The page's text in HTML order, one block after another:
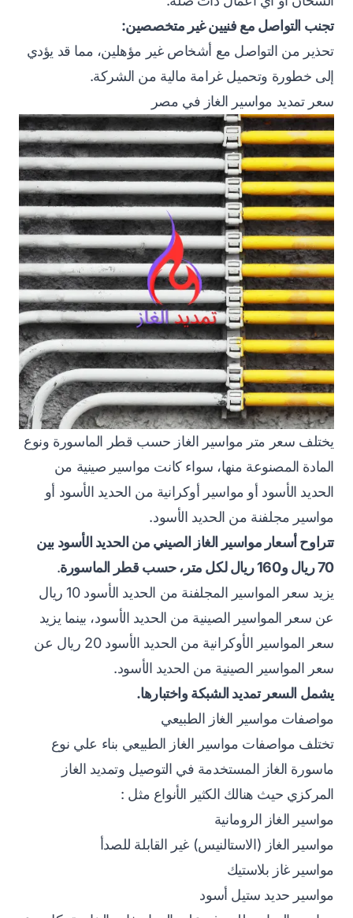
تجنب التواصل مع فنيين غير متخصصين:
تحذير من التواصل مع أشخاص غير مؤهلين، مما قد يؤدي
إلى خطورة وتحميل غرامة مالية من الشركة.
سعر تمديد مواسير الغاز في مصر
يختلف سعر متر مواسير الغاز حسب قطر الماسورة ونوع
المادة المصنوعة منها، سواء كانت مواسير صينية من
الحديد الأسود أو مواسير أوكرانية من الحديد الأسود أو
مواسير مجلفنة من الحديد الأسود.
تتراوح أسعار مواسير الغاز الصيني من الحديد الأسود بين
70 ريال و160 ريال لكل متر، حسب قطر الماسورة
.
يزيد سعر المواسير المجلفنة من الحديد الأسود 10 ريال
عن سعر المواسير الصينية من الحديد الأسود، بينما يزيد
سعر المواسير الأوكرانية من الحديد الأسود 20 ريال عن
سعر المواسير الصينية من الحديد الأسود.
يشمل السعر تمديد الشبكة واختبارها.
مواصفات مواسير الغاز الطبيعي
تختلف مواصفات مواسير الغاز الطبيعي بناء علي نوع
ماسورة الغاز المستخدمة في التوصيل وتمديد الغاز
المركزي حيث هنالك الكثير الأنواع مثل :
مواسير الغاز الرومانية
مواسير الغاز (الاستالنيس) غير القابلة للصدأ
مواسير غاز بلاستيك
مواسير حديد ستيل أسود